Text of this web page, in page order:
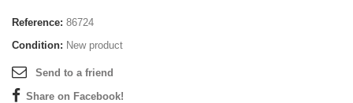
Reference: 86724
Condition: New product
Send to a friend
Share on Facebook!